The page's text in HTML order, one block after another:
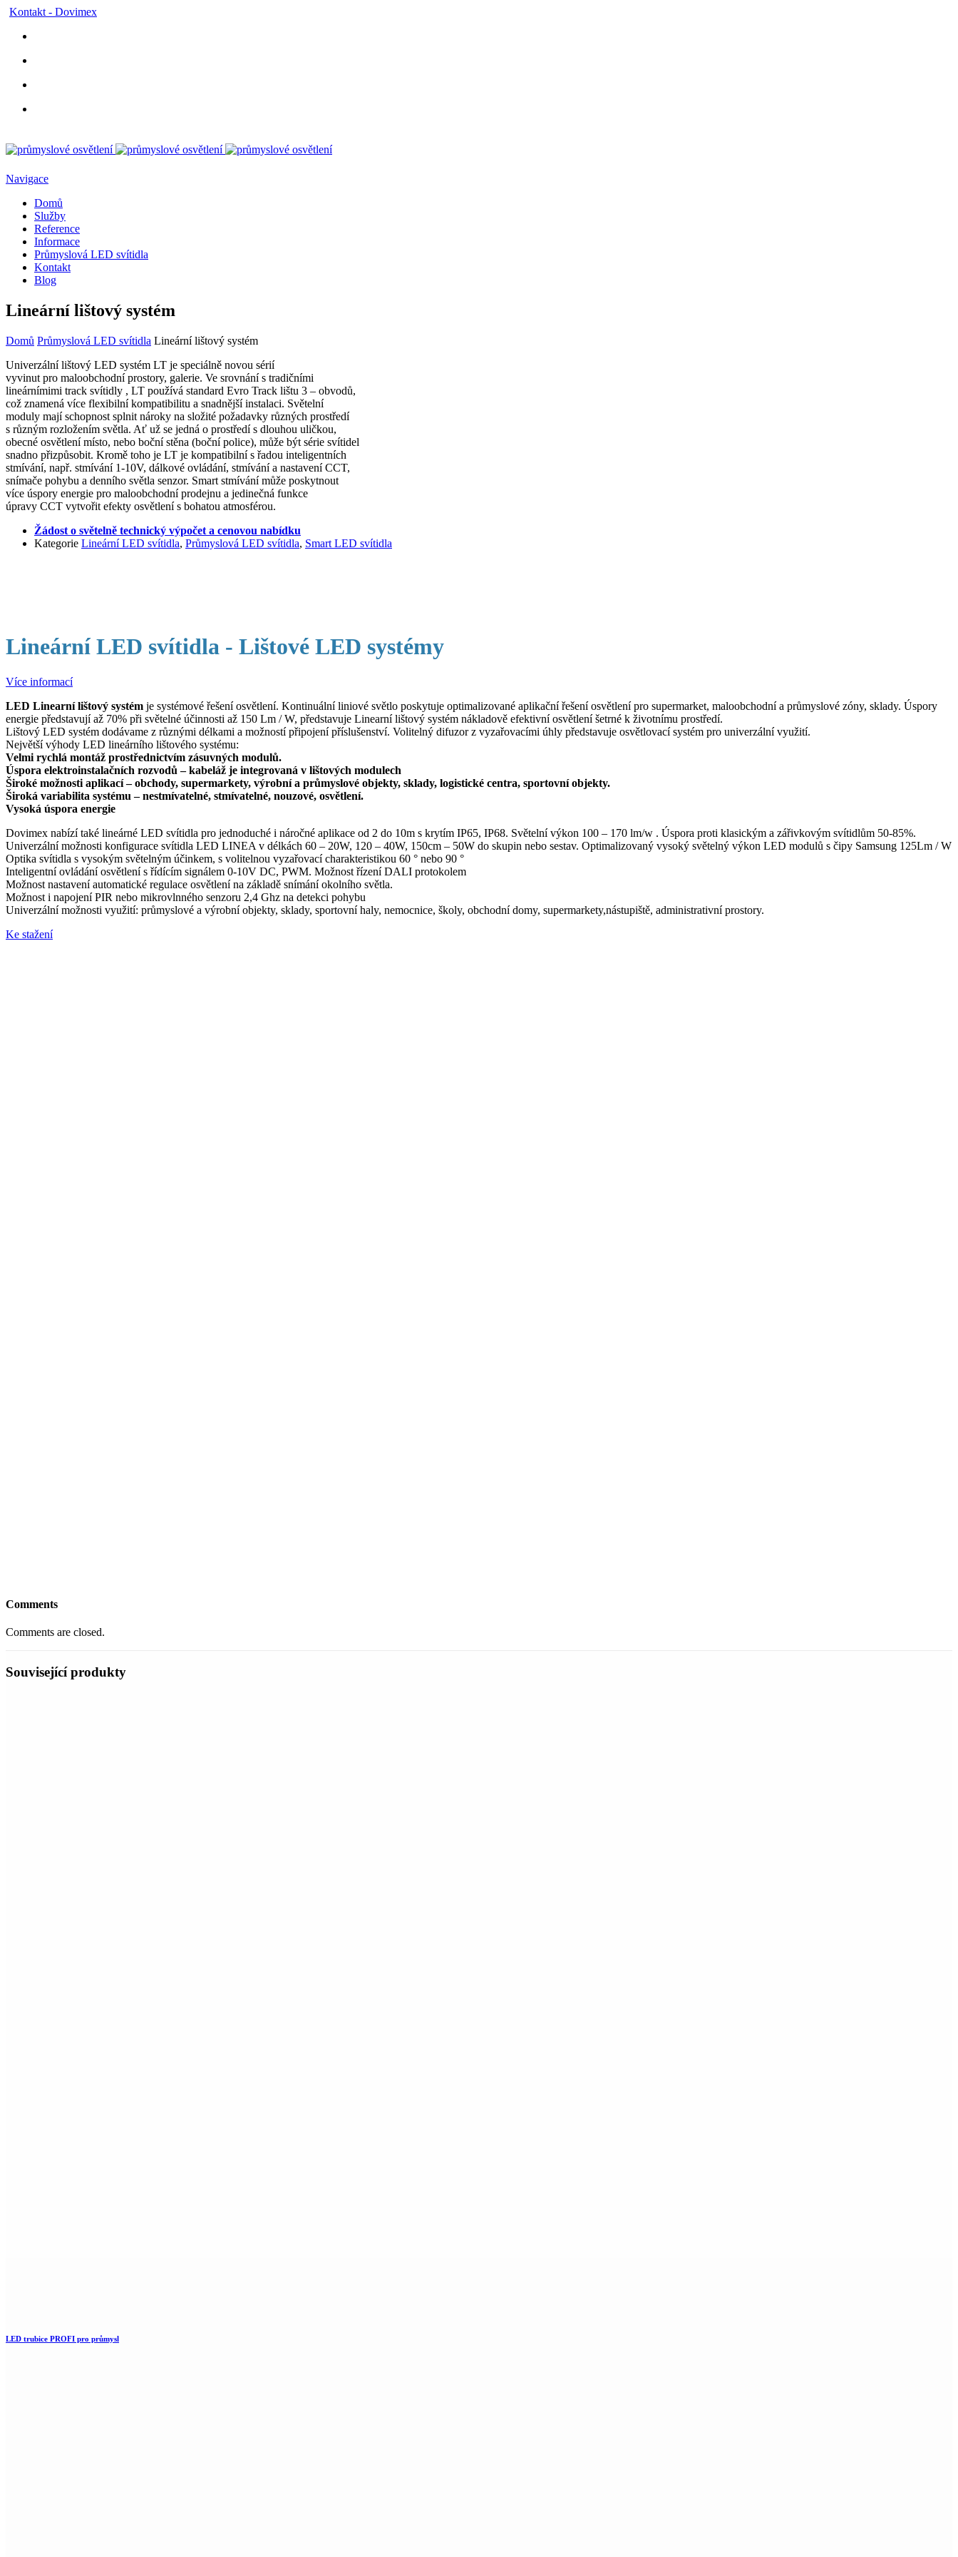
Kontakt - Dovimex
Navigace
Domů
Služby
Reference
Informace
Průmyslová LED svítidla
Kontakt
Blog
Lineární lištový systém
Domů Průmyslová LED svítidla Lineární lištový systém
Univerzální lištový LED systém LT je speciálně novou sérií
vyvinut pro maloobchodní prostory, galerie. Ve srovnání s tradičními
lineárnímimi track svítidly , LT používá standard Evro Track lištu 3 – obvodů,
což znamená více flexibilní kompatibilitu a snadnější instalaci. Světelní
moduly mají schopnost splnit nároky na složité požadavky různých prostředí
s různým rozložením světla. Ať už se jedná o prostředí s dlouhou uličkou,
obecné osvětlení místo, nebo boční stěna (boční police), může být série svítidel
snadno přizpůsobit. Kromě toho je LT je kompatibilní s řadou inteligentních
stmívání, např. stmívání 1-10V, dálkové ovládání, stmívání a nastavení CCT,
snímače pohybu a denního světla senzor. Smart stmívání může poskytnout
více úspory energie pro maloobchodní prodejnu a jedinečná funkce
úpravy CCT vytvořit efekty osvětlení s bohatou atmosférou.
Žádost o světelně technický výpočet a cenovou nabídku
Kategorie Lineární LED svítidla, Průmyslová LED svítidla, Smart LED svítidla
Lineární LED svítidla - Lištové LED systémy
Více informací
LED Linearní lištový systém je systémové řešení osvětlení. Kontinuální liniové světlo poskytuje optimalizované aplikační řešení osvětlení pro supermarket, maloobchodní a průmyslové zóny, sklady. Úspory
energie představují až 70% při světelné účinnosti až 150 Lm / W, představuje Linearní lištový systém nákladově efektivní osvětlení šetrné k životnímu prostředí.
Lištový LED systém dodávame z různými délkami a možností připojení příslušenství. Volitelný difuzor z vyzařovacími úhly představuje osvětlovací systém pro univerzální využití.
Největší výhody LED lineárního lištového systému:
Velmi rychlá montáž prostřednictvím zásuvných modulů.
Úspora elektroinstalačních rozvodů – kabeláž je integrovaná v lištových modulech
Široké možnosti aplikací – obchody, supermarkety, výrobní a průmyslové objekty, sklady, logistické centra, sportovní objekty.
Široká variabilita systému – nestmívatelné, stmívatelné, nouzové, osvětlení.
Vysoká úspora energie
Dovimex nabízí také lineárné LED svítidla pro jednoduché i náročné aplikace od 2 do 10m s krytím IP65, IP68. Světelní výkon 100 – 170 lm/w . Úspora proti klasickým a zářivkovým svítidlům 50-85%.
Univerzální možnosti konfigurace svítidla LED LINEA v délkách 60 – 20W, 120 – 40W, 150cm – 50W do skupin nebo sestav. Optimalizovaný vysoký světelný výkon LED modulů s čipy Samsung 125Lm / W
Optika svítidla s vysokým světelným účinkem, s volitelnou vyzařovací charakteristikou 60 ° nebo 90 °
Inteligentní ovládání osvětlení s řídícím signálem 0-10V DC, PWM. Možnost řízení DALI protokolem
Možnost nastavení automatické regulace osvětlení na základě snímání okolního světla.
Možnost i napojení PIR nebo mikrovlnného senzoru 2,4 Ghz na detekci pohybu
Univerzální možnosti využití: průmyslové a výrobní objekty, sklady, sportovní haly, nemocnice, školy, obchodní domy, supermarkety,nástupiště, administrativní prostory.
Ke stažení
Comments
Comments are closed.
Související produkty
LED trubice PROFI pro průmysl